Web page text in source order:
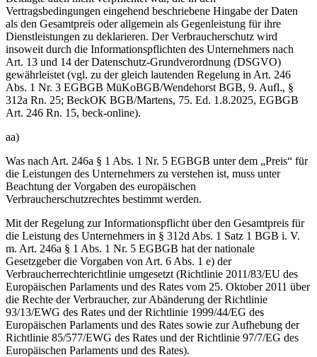
Vertragsbedingungen eingehend beschriebene Hingabe der Daten
als den Gesamtpreis oder allgemein als Gegenleistung für ihre
Dienstleistungen zu deklarieren. Der Verbraucherschutz wird
insoweit durch die Informationspflichten des Unternehmers nach
Art. 13 und 14 der Datenschutz-Grundverordnung (DSGVO)
gewährleistet (vgl. zu der gleich lautenden Regelung in Art. 246
Abs. 1 Nr. 3 EGBGB MüKoBGB/Wendehorst BGB, 9. Aufl., §
312a Rn. 25; BeckOK BGB/Martens, 75. Ed. 1.8.2025, EGBGB
Art. 246 Rn. 15, beck-online).
aa)
Was nach Art. 246a § 1 Abs. 1 Nr. 5 EGBGB unter dem „Preis“ für
die Leistungen des Unternehmers zu verstehen ist, muss unter
Beachtung der Vorgaben des europäischen
Verbraucherschutzrechtes bestimmt werden.
Mit der Regelung zur Informationspflicht über den Gesamtpreis für
die Leistung des Unternehmers in § 312d Abs. 1 Satz 1 BGB i. V.
m. Art. 246a § 1 Abs. 1 Nr. 5 EGBGB hat der nationale
Gesetzgeber die Vorgaben von Art. 6 Abs. 1 e) der
Verbraucherrechterichtlinie umgesetzt (Richtlinie 2011/83/EU des
Europäischen Parlaments und des Rates vom 25. Oktober 2011 über
die Rechte der Verbraucher, zur Abänderung der Richtlinie
93/13/EWG des Rates und der Richtlinie 1999/44/EG des
Europäischen Parlaments und des Rates sowie zur Aufhebung der
Richtlinie 85/577/EWG des Rates und der Richtlinie 97/7/EG des
Europäischen Parlaments und des Rates).